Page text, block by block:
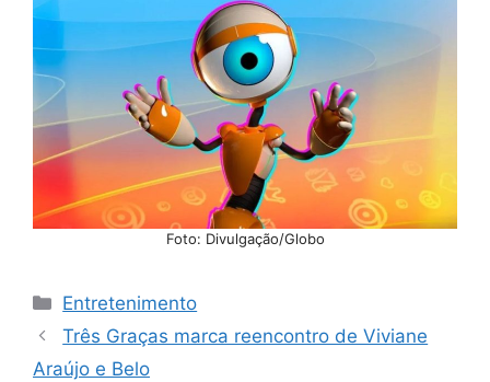
Foto: Divulgação/Globo
Categorias
Entretenimento
Três Graças marca reencontro de Viviane
Araújo e Belo